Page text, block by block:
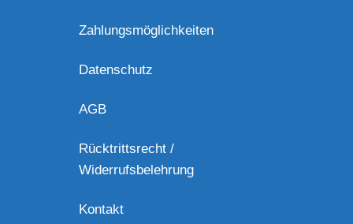
Zahlungsmöglichkeiten
Datenschutz
AGB
Rücktrittsrecht /
Widerrufsbelehrung
Kontakt